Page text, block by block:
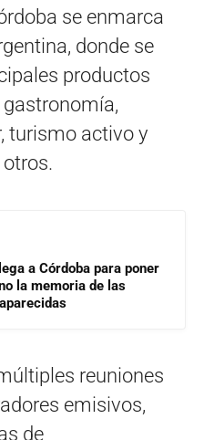
se enmarca
donde se
productos
turismo activo y
a Córdoba para poner
la memoria de las
reuniones
emisivos,
de